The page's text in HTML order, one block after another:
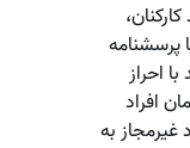
پرسشنامه
احراز
افراد
غیرمجاز به